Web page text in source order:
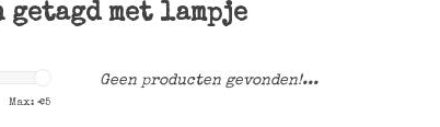
getagd met lampje
Max: €5
Geen producten gevonden!...